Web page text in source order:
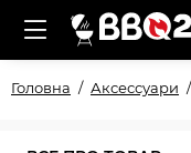
Головна Аксессуари